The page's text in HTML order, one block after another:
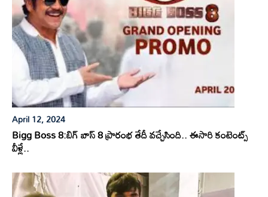
April 12, 2024
Bigg Boss 8:బిగ్ బాస్ 8 ప్రారంభ తేదీ వచ్చేసింది.. ఈసారి కంటెంట్స్
వీళ్లే..